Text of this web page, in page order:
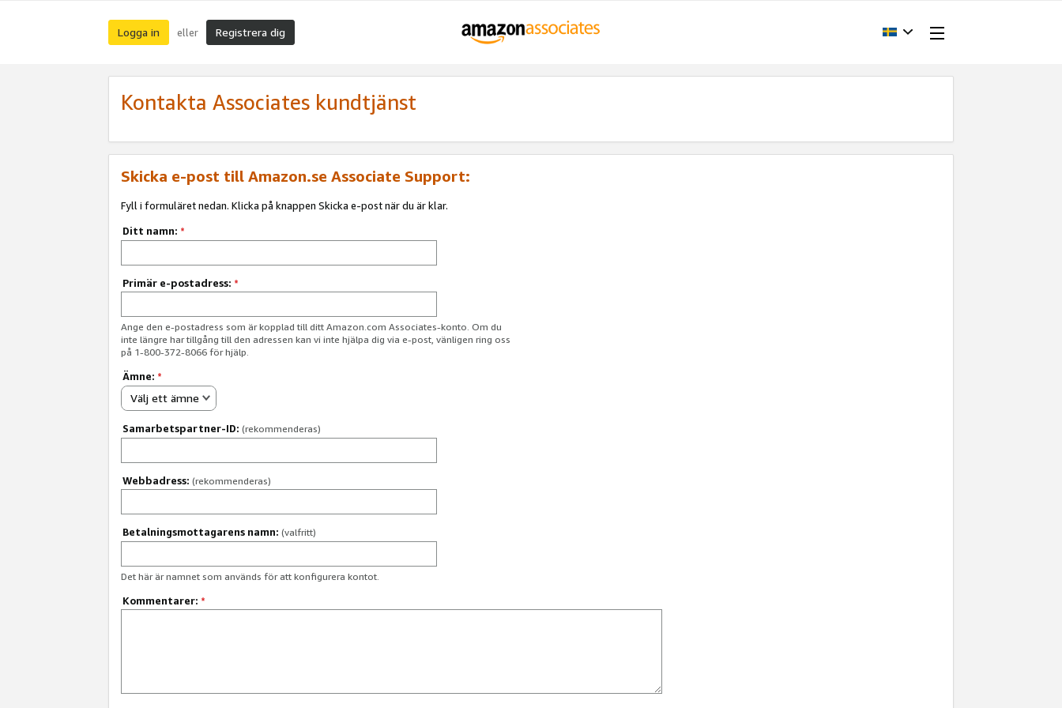
Logga in eller Registrera dig
Kontakta Associates kundtjänst
Skicka e-post till Amazon.se Associate Support:
Fyll i formuläret nedan. Klicka på knappen Skicka e-post när du är klar.
Ditt namn: *
Primär e-postadress: *
Ange den e-postadress som är kopplad till ditt Amazon.com Associates-konto. Om du
inte längre har tillgång till den adressen kan vi inte hjälpa dig via e-post, vänligen ring oss
på 1-800-372-8066 för hjälp.
Ämne: *
Välj ett ämne
Samarbetspartner-ID: (rekommenderas)
Webbadress: (rekommenderas)
Betalningsmottagarens namn: (valfritt)
Det här är namnet som används för att konfigurera kontot.
Kommentarer: *